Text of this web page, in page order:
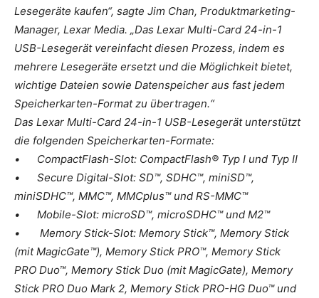
Lesegeräte kaufen“, sagte Jim Chan, Produktmarketing-
Manager, Lexar Media. „Das Lexar Multi-Card 24-in-1
USB-Lesegerät vereinfacht diesen Prozess, indem es
mehrere Lesegeräte ersetzt und die Möglichkeit bietet,
wichtige Dateien sowie Datenspeicher aus fast jedem
Speicherkarten-Format zu übertragen.“
Das Lexar Multi-Card 24-in-1 USB-Lesegerät unterstützt
die folgenden Speicherkarten-Formate:
• CompactFlash-Slot: CompactFlash® Typ I und Typ II
• Secure Digital-Slot: SD™, SDHC™, miniSD™,
miniSDHC™, MMC™, MMCplus™ und RS-MMC™
• Mobile-Slot: microSD™, microSDHC™ und M2™
• Memory Stick-Slot: Memory Stick™, Memory Stick
(mit MagicGate™), Memory Stick PRO™, Memory Stick
PRO Duo™, Memory Stick Duo (mit MagicGate), Memory
Stick PRO Duo Mark 2, Memory Stick PRO-HG Duo™ und